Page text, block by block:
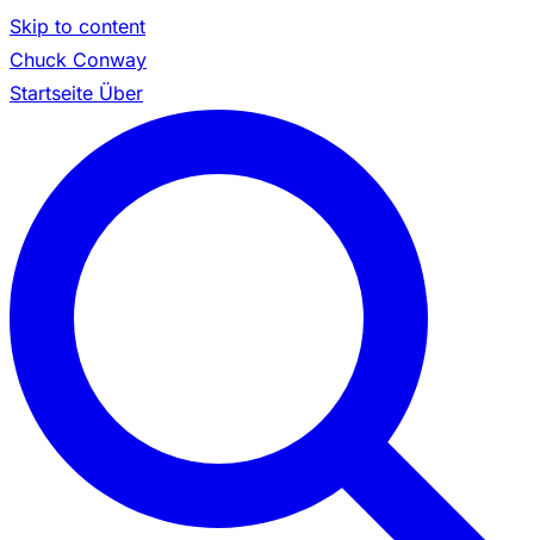
Skip to content
Chuck Conway
Startseite Über